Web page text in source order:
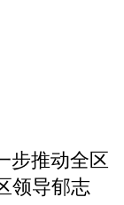
步推动全区
领导郁志